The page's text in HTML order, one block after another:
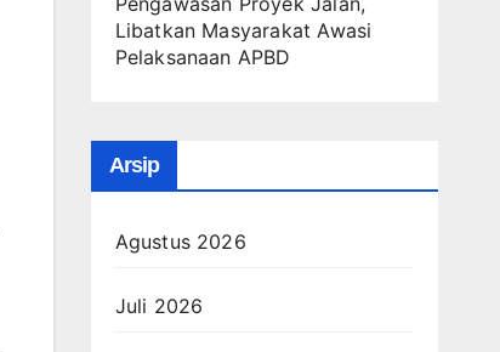
Libatkan Masyarakat Awasi
Pelaksanaan APBD
Arsip
Agustus 2026
Juli 2026